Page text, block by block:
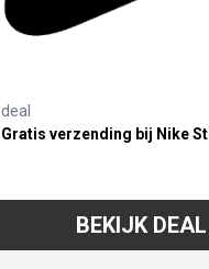
deal
Gratis verzending bij Nike
BEKIJK DEAL